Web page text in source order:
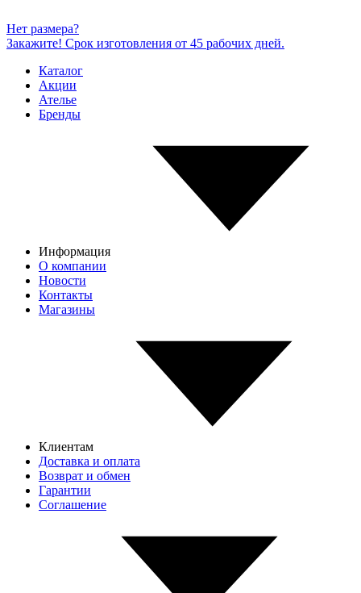
Нет размера?
Закажите! Срок изготовления от 45 рабочих дней.
Каталог
Акции
Ателье
Бренды
Информация
О компании
Новости
Контакты
Магазины
Клиентам
Доставка и оплата
Возврат и обмен
Гарантии
Соглашение